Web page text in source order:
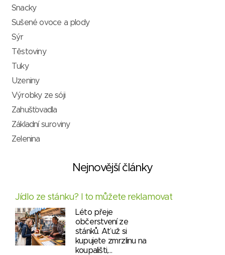
Snacky
Sušené ovoce a plody
Sýr
Těstoviny
Tuky
Uzeniny
Výrobky ze sóji
Zahušťovadla
Základní suroviny
Zelenina
Nejnovější články
Jídlo ze stánku? I to můžete reklamovat
Léto přeje
občerstvení ze
stánků. Ať už si
kupujete zmrzlinu na
koupališti,…